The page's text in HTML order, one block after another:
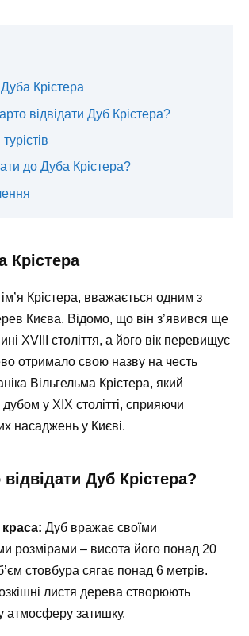
Дуба Крістера
відвідати Дуб Крістера?
до Дуба Крістера?
Крістера
Крістера, вважається одним з
Києва. Відомо, що він з’явився ще
XVIII століття, а його вік перевищує
отримало свою назву на честь
Вільгельма Крістера, який
у XIX столітті, сприяючи
насаджень у Києві.
Дуб Крістера?
Дуб вражає своїми
розмірами – висота його понад 20
стовбура сягає понад 6 метрів.
листя дерева створюють
атмосферу затишку.